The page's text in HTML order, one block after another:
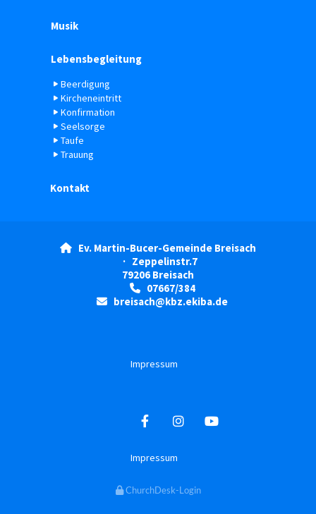
Musik
Lebensbegleitung
Beerdigung
Kircheneintritt
Konfirmation
Seelsorge
Taufe
Trauung
Kontakt

Ev. Martin-Bucer-Gemeinde Breisach
· Zeppelinstr.7
79206 Breisach
07667/384
 breisach@kbz.ekiba.de
Impressum
Impressum
ChurchDesk-Login